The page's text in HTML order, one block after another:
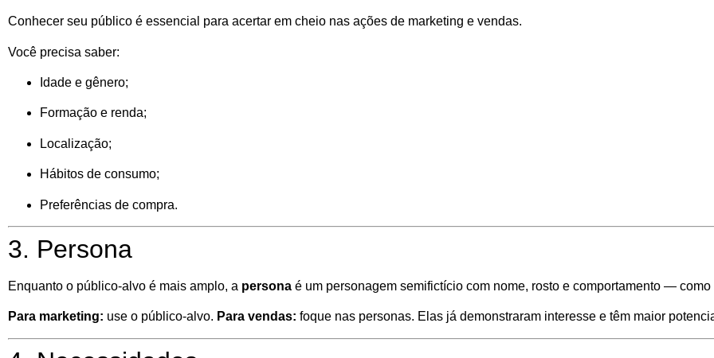
Conhecer seu público é essencial para acertar em cheio nas ações de marketing e vendas.
Você precisa saber:
Idade e gênero;
Formação e renda;
Localização;
Hábitos de consumo;
Preferências de compra.
3. Persona
Enquanto o público-alvo é mais amplo, a persona é um personagem semifictício com nome, rosto e comportamento —
Para marketing: use o público-alvo. Para vendas: foque nas personas. Elas já demonstraram interesse e têm maior